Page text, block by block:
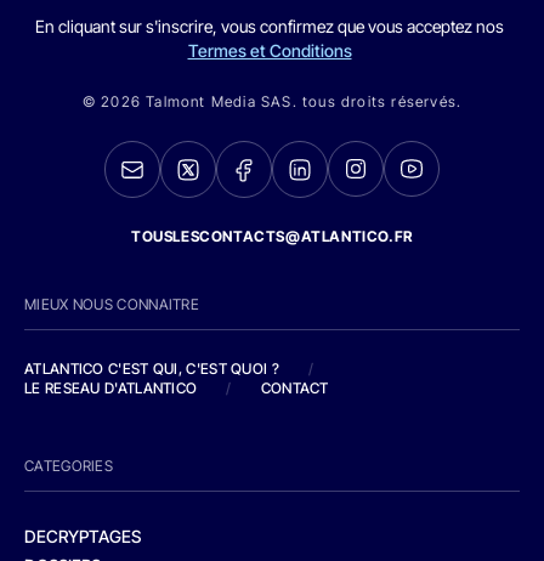
En cliquant sur s'inscrire, vous confirmez que vous acceptez nos
Termes et Conditions
© 2026 Talmont Media SAS. tous droits réservés.
TOUSLESCONTACTS@ATLANTICO.FR
MIEUX NOUS CONNAITRE
ATLANTICO C'EST QUI, C'EST QUOI ?
/
LE RESEAU D'ATLANTICO
/ CONTACT
CATEGORIES
DECRYPTAGES